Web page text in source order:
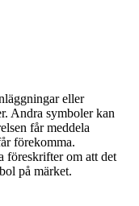
eller
Andra symboler kan
får meddela
förekomma.
föreskrifter om att det
på märket.